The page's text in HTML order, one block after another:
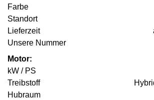
Farbe
Standort
Lieferzeit
Unsere Nummer
Motor:
kW / PS
Treibstoff
Hubraum